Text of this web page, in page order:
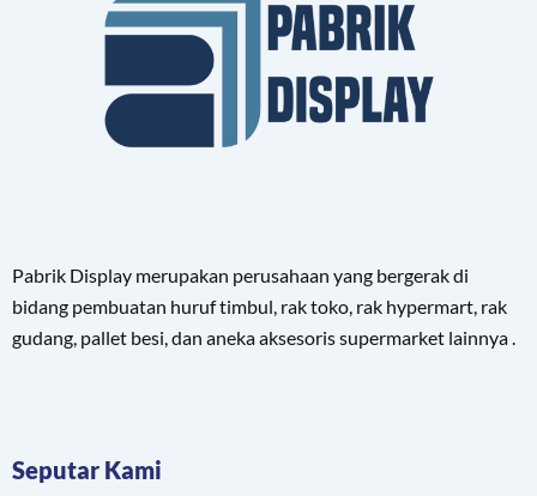
Pabrik Display merupakan perusahaan yang bergerak di
bidang pembuatan huruf timbul, rak toko, rak hypermart, rak
gudang, pallet besi, dan aneka aksesoris supermarket lainnya .
Seputar Kami